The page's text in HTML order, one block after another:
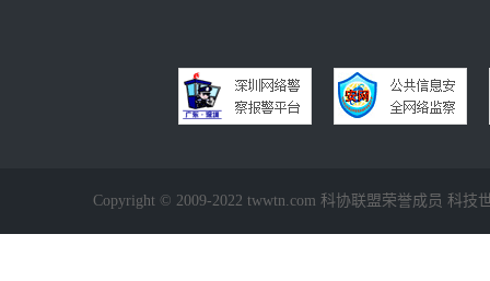
Copyright © 2009-2022 twwtn.com 科协联盟荣誉成员 科